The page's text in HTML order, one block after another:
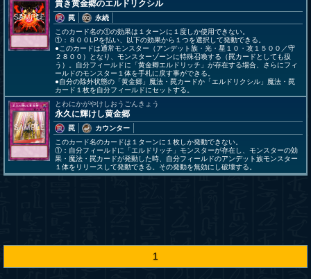
貴き黄金郷のエルドリクシル
罠
永続
このカード名の①の効果は１ターンに１度しか使用できない。
①：８００LPを払い、以下の効果から１つを選択して発動できる。
●このカードは通常モンスター（アンデット族・光・星１０・攻１５００／守
２８００）となり、モンスターゾーンに特殊召喚する（罠カードとしても扱
う）。自分フィールドに「黄金卿エルドリッチ」が存在する場合、さらにフィ
ールドのモンスター１体を手札に戻す事ができる。
●自分の除外状態の「黄金郷」魔法・罠カードか「エルドリクシル」魔法・罠
カード１枚を自分フィールドにセットする。
とわにかがやけしおうごんきょう
永久に輝けし黄金郷
罠
カウンター
このカード名のカードは１ターンに１枚しか発動できない。
①：自分フィールドに「エルドリッチ」モンスターが存在し、モンスターの効
果・魔法・罠カードが発動した時、自分フィールドのアンデット族モンスター
１体をリリースして発動できる。その発動を無効にし破壊する。
1